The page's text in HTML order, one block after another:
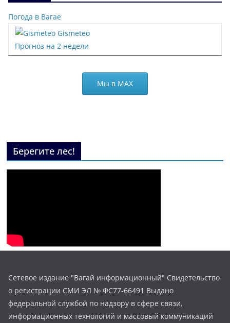
Погода в Вагае
Gismeteo
Прогноз на 2 недели
Мы в МАХ
Берегите лес!
Сетевое издание "Вагай информационный" Свидетельство
о регистрации СМИ ЭЛ № ФС77-66491 Выдано
федеральной службой по надзору в сфере связи,
информационных технологий и массовый коммуникаций